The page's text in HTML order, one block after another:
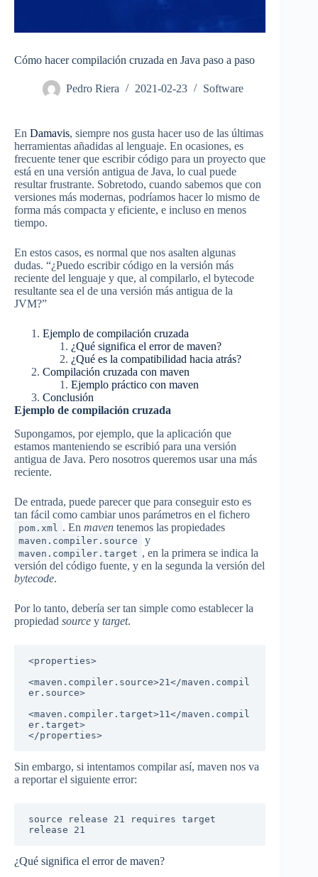
Cómo hacer compilación cruzada en Java paso a paso
Pedro Riera 2021-02-23 Software
En Damavis, siempre nos gusta hacer uso de las últimas
herramientas añadidas al lenguaje. En ocasiones, es
frecuente tener que escribir código para un proyecto que
está en una versión antigua de Java, lo cual puede
resultar frustrante. Sobretodo, cuando sabemos que con
versiones más modernas, podríamos hacer lo mismo de
forma más compacta y eficiente, e incluso en menos
tiempo.
En estos casos, es normal que nos asalten algunas
dudas. “¿Puedo escribir código en la versión más
reciente del lenguaje y que, al compilarlo, el bytecode
resultante sea el de una versión más antigua de la
JVM?”
Ejemplo de compilación cruzada
¿Qué significa el error de maven?
¿Qué es la compatibilidad hacia atrás?
Compilación cruzada con maven
Ejemplo práctico con maven
Conclusión
Ejemplo de compilación cruzada
Supongamos, por ejemplo, que la aplicación que
estamos manteniendo se escribió para una versión
antigua de Java. Pero nosotros queremos usar una más
reciente.
De entrada, puede parecer que para conseguir esto es
tan fácil como cambiar unos parámetros en el fichero
pom.xml . En maven tenemos las propiedades
maven.compiler.source y
maven.compiler.target , en la primera se indica la
versión del código fuente, y en la segunda la versión del
bytecode.
Por lo tanto, debería ser tan simple como establecer la
propiedad source y target.
<properties>
<maven.compiler.source>21</maven.compil
er.source>
<maven.compiler.target>11</maven.compil
er.target>
</properties>
Sin embargo, si intentamos compilar así, maven nos va
a reportar el siguiente error:
source release 21 requires target
release 21
¿Qué significa el error de maven?